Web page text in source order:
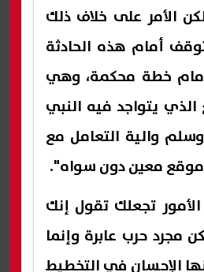
الأمر على خلاف ذلك
أمام هذه الحادثة
خطة محكمة، وهي
يتواجد فيه النبي
والية التعامل مع
موقع معين دون سواه".
تجعلك تقول إنك
مجرد حرب عابرة وإنما
الإحسان في التخطيط